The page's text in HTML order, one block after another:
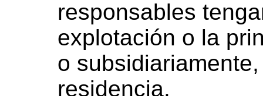
responsables
explotación o la
o
residencia.